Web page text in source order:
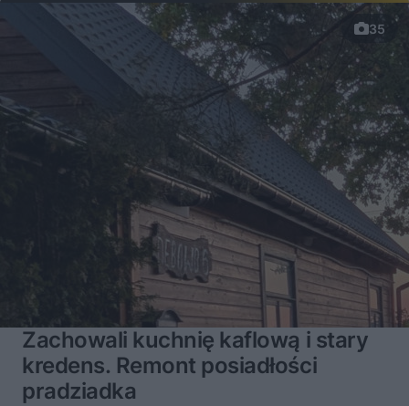
d
u
35
Zachowali kuchnię kaflową i stary
kredens. Remont posiadłości
pradziadka